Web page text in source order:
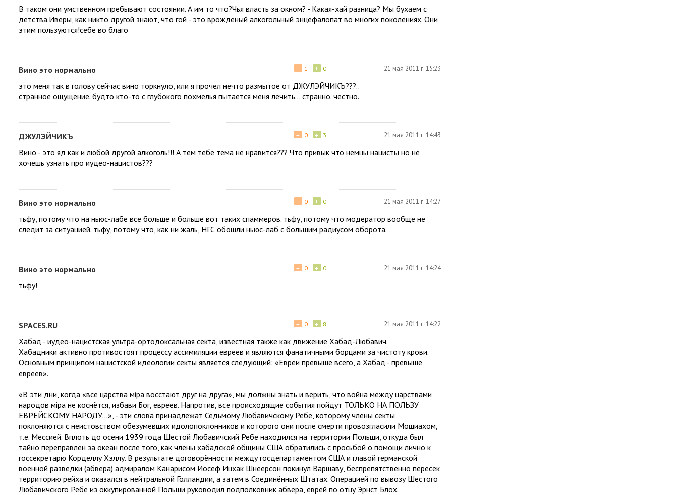
В таком они умственном пребывают состоянии. А им то что?Чья власть за окном? - Какая-хай разница? Мы бухаем с
детства.Иверы, как никто другой знают, что гой - это врождёный алкогольный энцефалопат во многих поколениях. Они
этим пользуются!себе во благо
Вино это нормально + 0
− 1 21 мая 2011 г. 15:23
это меня так в голову сейчас вино торкнуло, или я прочел нечто размытое от ДЖУЛЭЙЧИКЪ???..
странное ощущение. будто кто-то с глубокого похмелья пытается меня лечить... странно. честно.
ДЖУЛЭЙЧИКЪ + 3
− 0 21 мая 2011 г. 14:43
Вино - это яд как и любой другой алкоголь!!! А тем тебе тема не нравится??? Что привык что немцы нацисты но не
хочешь узнать про иудео-нацистов???
Вино это нормально + 0
− 0 21 мая 2011 г. 14:27
тьфу, потому что на ньюс-лабе все больше и больше вот таких спаммеров. тьфу, потому что модератор вообще не
следит за ситуацией. тьфу, потому что, как ни жаль, НГС обошли ньюс-лаб с большим радиусом оборота.
Вино это нормально + 0
− 0 21 мая 2011 г. 14:24
тьфу!
SPACES.RU + 8
− 0 21 мая 2011 г. 14:22
Хабад - иудео-нацистская ультра-ортодоксальная секта, известная также как движение Хабад-Любавич.
Хабадники активно противостоят процессу ассимиляции евреев и являются фанатичными борцами за чистоту крови.
Основным принципом нацистской идеологии секты является следующий: «Евреи превыше всего, а Хабад - превыше
евреев».
«В эти дни, когда «все царства міра восстают друг на друга», мы должны знать и верить, что война между царствами
народов міра не коснётся, избави Бог, евреев. Напротив, все происходящие события пойдут ТОЛЬКО НА ПОЛЬЗУ
ЕВРЕЙСКОМУ НАРОДУ...», - эти слова принадлежат Седьмому Любавичскому Ребе, которому члены секты
поклоняются с неистовством обезумевших идолопоклонников и которого они после смерти провозгласили Мошиахом,
т.е. Мессией. Вплоть до осени 1939 года Шестой Любавичский Ребе находился на территории Польши, откуда был
тайно переправлен за океан после того, как члены хабадской общины США обратились с просьбой о помощи лично к
госсекретарю Корделлу Хэллу. В результате договорённости между госдепартаментом США и главой германской
военной разведки (абвера) адмиралом Канарисом Иосеф Ицхак Шнеерсон покинул Варшаву, беспрепятственно пересёк
территорию рейха и оказался в нейтральной Голландии, а затем в Соединённых Штатах. Операцией по вывозу Шестого
Любавичского Ребе из оккупированной Польши руководил подполковник абвера, еврей по отцу Эрнст Блох.